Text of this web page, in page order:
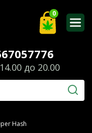
до 20.00
0
Hash